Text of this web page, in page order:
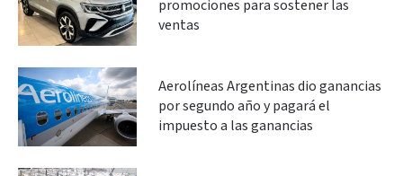
promociones para sostener las
ventas
Aerolíneas Argentinas dio ganancias
por segundo año y pagará el
impuesto a las ganancias